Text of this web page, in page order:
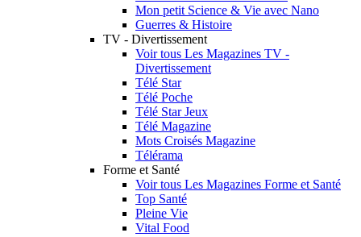
Mon petit Science & Vie avec Nano
Guerres & Histoire
TV - Divertissement
Voir tous Les Magazines TV -
Divertissement
Télé Star
Télé Poche
Télé Star Jeux
Télé Magazine
Mots Croisés Magazine
Télérama
Forme et Santé
Voir tous Les Magazines Forme et Santé
Top Santé
Pleine Vie
Vital Food